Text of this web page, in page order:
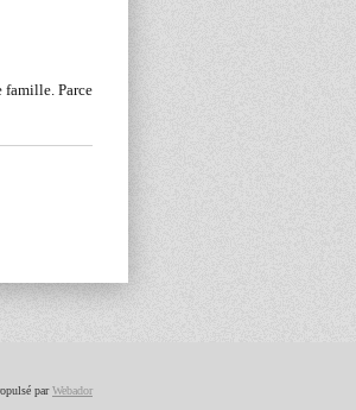
famille. Parce
parWebador